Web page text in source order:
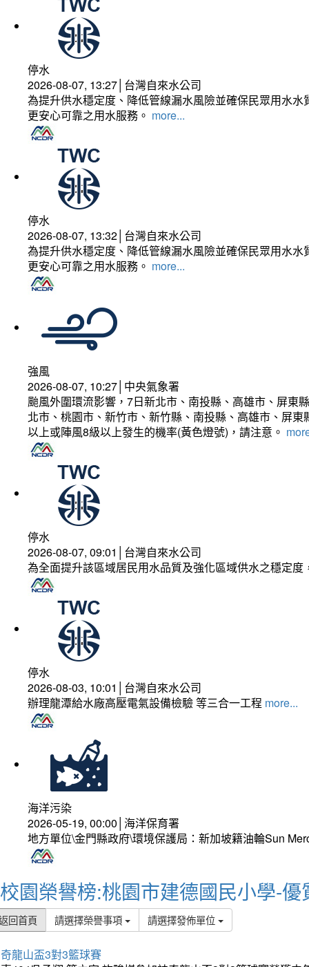
停水
2026-08-07, 13:27│台灣自來水公司
為提升供水穩定度、降低管線漏水風險並確保民眾用水
更安心可靠之用水服務。 more...
停水
2026-08-07, 13:32│台灣自來水公司
為提升供水穩定度、降低管線漏水風險並確保民眾用水
更安心可靠之用水服務。 more...
強風
2026-08-07, 10:27│中央氣象署
颱風外圍環流影響，7日新北市、南投縣、高雄市、屏東
北市、桃園市、新竹市、新竹縣、南投縣、高雄市、屏
以上或陣風8級以上發生的機率(黃色燈號)，請注意。
停水
2026-08-07, 09:01│台灣自來水公司
為全面提升該區域居民用水品質及強化區域供水之穩定
停水
2026-08-03, 10:01│台灣自來水公司
辦理龍潭給水廠高壓電氣設備檢驗 等三合一工程 more...
海洋污染
2026-05-19, 00:00│海洋保育署
地方單位\金門縣政府\環境保護局：新加坡籍油輪Sun
校園榮譽榜:桃園市建德國民小學-優
回首頁 請選擇榮譽事項 請選擇發佈單位
龍山盃3對3籃球賽